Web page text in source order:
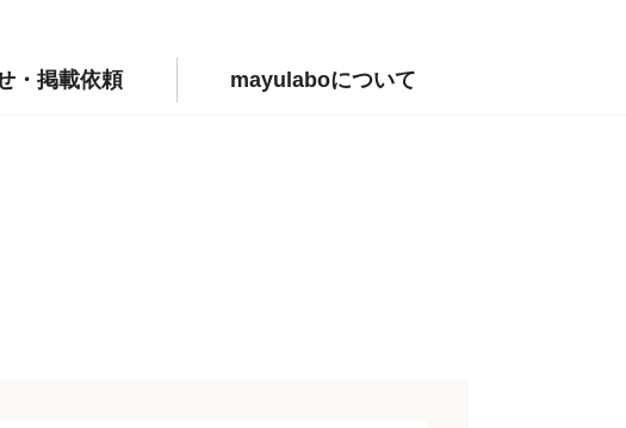
・掲載依頼 mayulaboについて